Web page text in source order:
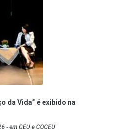
da Vida” é exibido na
- em CEU e COCEU